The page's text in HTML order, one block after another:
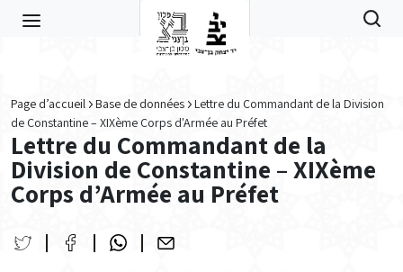
Page d’accueil Base de données
Lettre du Commandant de la Division
de Constantine – XIXème Corps d'Armée au Préfet
Lettre du Commandant de la
Division de Constantine – XIXème
Corps d’Armée au Préfet